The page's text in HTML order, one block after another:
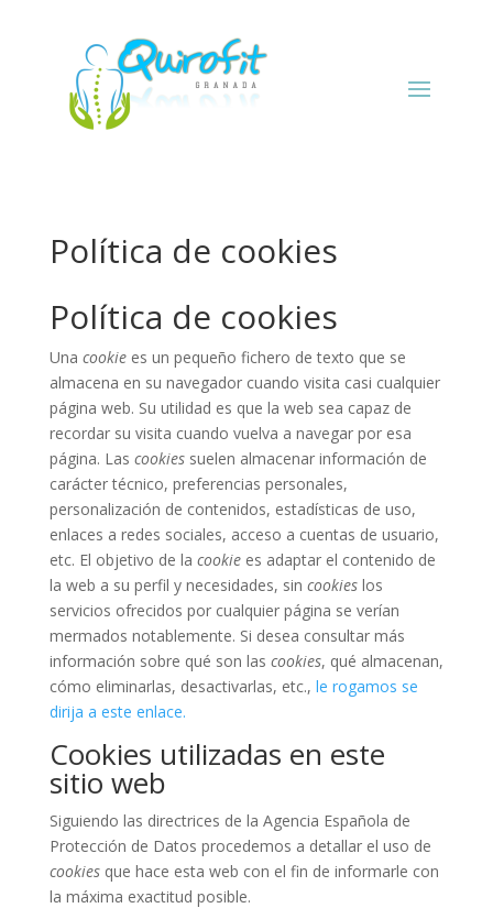
Política de cookies
Política de cookies
Una cookiees un pequeño fichero de texto que se
almacena en su navegador cuando visita casi cualquier
página web. Su utilidad es que la web sea capaz de
recordar su visita cuando vuelva a navegar por esa
página. Las cookiessuelen almacenar información de
carácter técnico, preferencias personales,
personalización de contenidos, estadísticas de uso,
enlaces a redes sociales, acceso a cuentas de usuario,
etc. El objetivo de la cookiees adaptar el contenido de
la web a su perfil y necesidades, sin cookieslos
servicios ofrecidos por cualquier página se verían
mermados notablemente. Si desea consultar más
información sobre qué son las cookies, qué almacenan,
cómo eliminarlas, desactivarlas, etc., le rogamos se
dirija a este enlace.
Cookies utilizadas en este
sitio web
Siguiendo las directrices de la Agencia Española de
Protección de Datos procedemos a detallar el uso de
cookiesque hace esta web con el fin de informarle con
la máxima exactitud posible.